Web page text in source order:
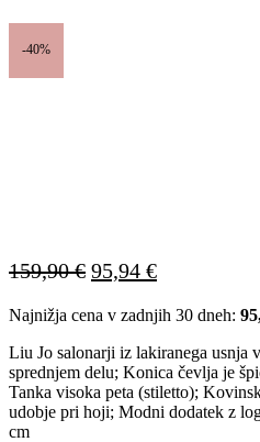
-40%
159,90€ Izvirna
je
bila:
159,90 €.
95,94 €Trenutna
je:
95,94 €.
Najnižja cena v zadnjih 30 dneh:
Liu Jo salonarji iz lakiranega usnja
sprednjem delu; Konica čevlja je
Tanka visoka peta (stiletto);
udobje pri hoji; Modni dodatek z
cm